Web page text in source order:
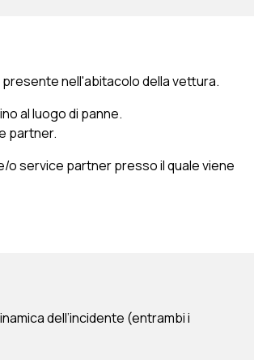
presente nell'abitacolo della vettura.
al luogo di panne.
partner.
o service partner presso il quale viene
dell’incidente (entrambi i